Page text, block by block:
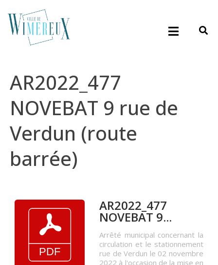
AR2022_477
NOVEBAT 9 rue de
Verdun (route
barrée)
AR2022_477
NOVEBAT 9...
Arrêté municipal concernant la
circulation et le stationnement
rue de Verdun le 02 novembre
2022 à l'occasion de la mise en